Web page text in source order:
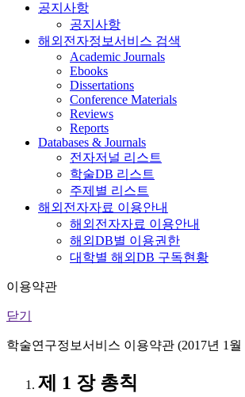
공지사항
공지사항
해외전자정보서비스 검색
Academic Journals
Ebooks
Dissertations
Conference Materials
Reviews
Reports
Databases & Journals
전자저널 리스트
학술DB 리스트
주제별 리스트
해외전자자료 이용안내
해외전자자료 이용안내
해외DB별 이용권한
대학별 해외DB 구독현황
이용약관
닫기
학술연구정보서비스 이용약관 (2017년 1
제 1 장 총칙